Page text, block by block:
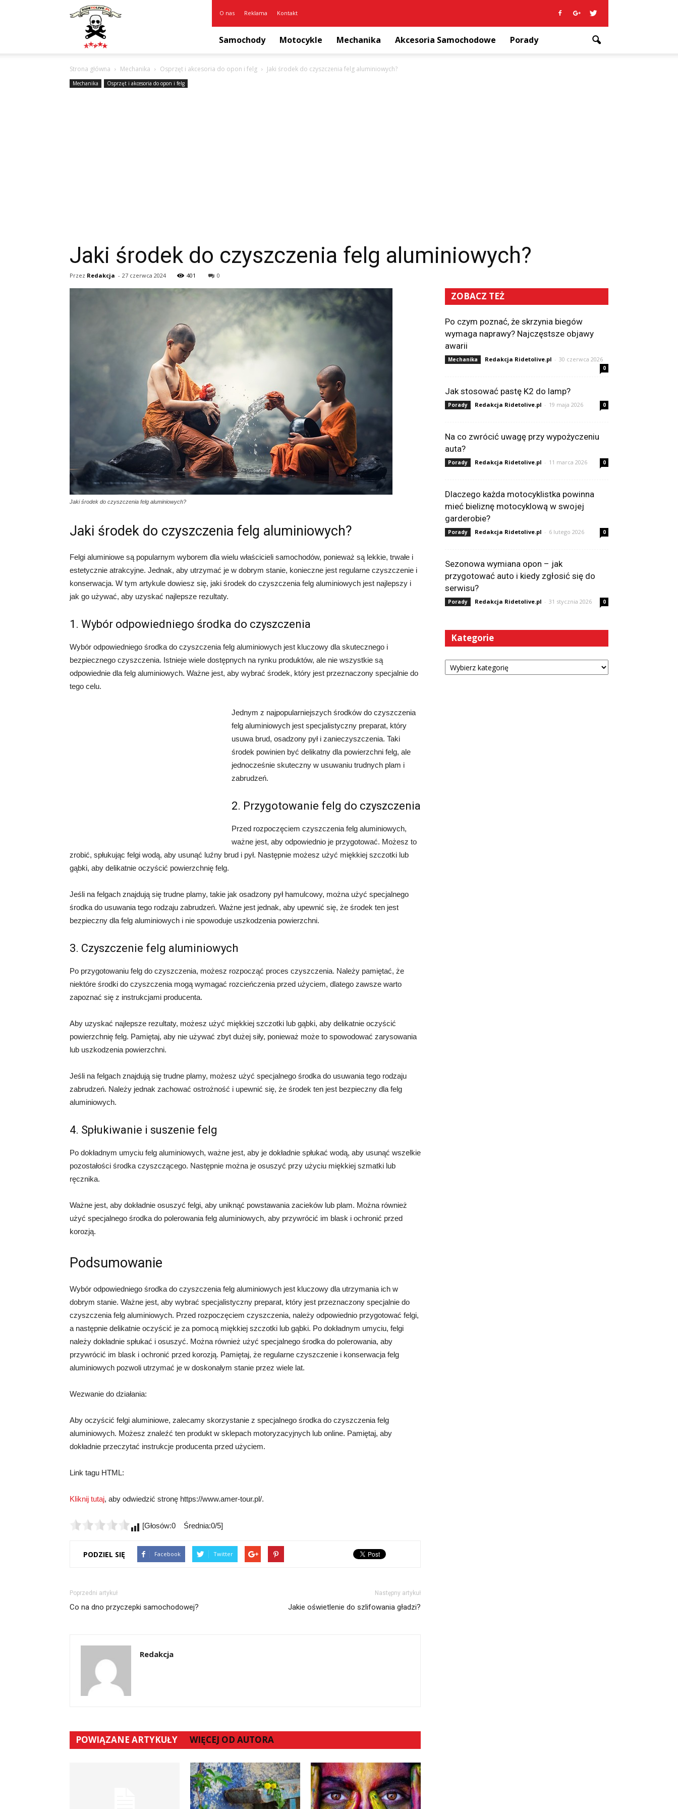
RideToLive.pl
O nas Reklama Kontakt
Samochody Motocykle Mechanika Akcesoria Samochodowe Porady
Strona główna Mechanika Osprzęt i akcesoria do opon i felg Jaki środek do czyszczenia felg aluminiowych?
Mechanika Osprzęt i akcesoria do opon i felg
Jaki środek do czyszczenia felg aluminiowych?
Przez Redakcja - 27 czerwca 2024 401 0
Jaki środek do czyszczenia felg aluminiowych?
Jaki środek do czyszczenia felg aluminiowych?
Felgi aluminiowe są popularnym wyborem dla wielu właścicieli samochodów, ponieważ są lekkie, trwałe i
estetycznie atrakcyjne. Jednak, aby utrzymać je w dobrym stanie, konieczne jest regularne czyszczenie i
konserwacja. W tym artykule dowiesz się, jaki środek do czyszczenia felg aluminiowych jest najlepszy i
jak go używać, aby uzyskać najlepsze rezultaty.
1. Wybór odpowiedniego środka do czyszczenia
Wybór odpowiedniego środka do czyszczenia felg aluminiowych jest kluczowy dla skutecznego i
bezpiecznego czyszczenia. Istnieje wiele dostępnych na rynku produktów, ale nie wszystkie są
odpowiednie dla felg aluminiowych. Ważne jest, aby wybrać środek, który jest przeznaczony specjalnie do
tego celu.
Jednym z najpopularniejszych środków do czyszczenia
felg aluminiowych jest specjalistyczny preparat, który
usuwa brud, osadzony pył i zanieczyszczenia. Taki
środek powinien być delikatny dla powierzchni felg, ale
jednocześnie skuteczny w usuwaniu trudnych plam i
zabrudzeń.
2. Przygotowanie felg do czyszczenia
Przed rozpoczęciem czyszczenia felg aluminiowych,
ważne jest, aby odpowiednio je przygotować. Możesz to
zrobić, spłukując felgi wodą, aby usunąć luźny brud i pył. Następnie możesz użyć miękkiej szczotki lub
gąbki, aby delikatnie oczyścić powierzchnię felg.
Jeśli na felgach znajdują się trudne plamy, takie jak osadzony pył hamulcowy, można użyć specjalnego
środka do usuwania tego rodzaju zabrudzeń. Ważne jest jednak, aby upewnić się, że środek ten jest
bezpieczny dla felg aluminiowych i nie spowoduje uszkodzenia powierzchni.
3. Czyszczenie felg aluminiowych
Po przygotowaniu felg do czyszczenia, możesz rozpocząć proces czyszczenia. Należy pamiętać, że
niektóre środki do czyszczenia mogą wymagać rozcieńczenia przed użyciem, dlatego zawsze warto
zapoznać się z instrukcjami producenta.
Aby uzyskać najlepsze rezultaty, możesz użyć miękkiej szczotki lub gąbki, aby delikatnie oczyścić
powierzchnię felg. Pamiętaj, aby nie używać zbyt dużej siły, ponieważ może to spowodować zarysowania
lub uszkodzenia powierzchni.
Jeśli na felgach znajdują się trudne plamy, możesz użyć specjalnego środka do usuwania tego rodzaju
zabrudzeń. Należy jednak zachować ostrożność i upewnić się, że środek ten jest bezpieczny dla felg
aluminiowych.
4. Spłukiwanie i suszenie felg
Po dokładnym umyciu felg aluminiowych, ważne jest, aby je dokładnie spłukać wodą, aby usunąć wszelkie
pozostałości środka czyszczącego. Następnie można je osuszyć przy użyciu miękkiej szmatki lub
ręcznika.
Ważne jest, aby dokładnie osuszyć felgi, aby uniknąć powstawania zacieków lub plam. Można również
użyć specjalnego środka do polerowania felg aluminiowych, aby przywrócić im blask i ochronić przed
korozją.
Podsumowanie
Wybór odpowiedniego środka do czyszczenia felg aluminiowych jest kluczowy dla utrzymania ich w
dobrym stanie. Ważne jest, aby wybrać specjalistyczny preparat, który jest przeznaczony specjalnie do
czyszczenia felg aluminiowych. Przed rozpoczęciem czyszczenia, należy odpowiednio przygotować felgi,
a następnie delikatnie oczyścić je za pomocą miękkiej szczotki lub gąbki. Po dokładnym umyciu, felgi
należy dokładnie spłukać i osuszyć. Można również użyć specjalnego środka do polerowania, aby
przywrócić im blask i ochronić przed korozją. Pamiętaj, że regularne czyszczenie i konserwacja felg
aluminiowych pozwoli utrzymać je w doskonałym stanie przez wiele lat.
Wezwanie do działania:
Aby oczyścić felgi aluminiowe, zalecamy skorzystanie z specjalnego środka do czyszczenia felg
aluminiowych. Możesz znaleźć ten produkt w sklepach motoryzacyjnych lub online. Pamiętaj, aby
dokładnie przeczytać instrukcje producenta przed użyciem.
Link tagu HTML:
Kliknij tutaj, aby odwiedzić stronę https://www.amer-tour.pl/.
[Głosów:0 Średnia:0/5]
PODZIEL SIĘ Facebook Twitter
Poprzedni artykuł
Co na dno przyczepki samochodowej?
Następny artykuł
Jakie oświetlenie do szlifowania gładzi?
Redakcja
POWIĄZANE ARTYKUŁY WIĘCEJ OD AUTORA
ZOBACZ TEŻ
Po czym poznać, że skrzynia biegów
wymaga naprawy? Najczęstsze objawy
awarii
Mechanika Redakcja Ridetolive.pl - 30 czerwca 2026
0
Jak stosować pastę K2 do lamp?
Porady Redakcja Ridetolive.pl - 19 maja 2026 0
Na co zwrócić uwagę przy wypożyczeniu
auta?
Porady Redakcja Ridetolive.pl - 11 marca 2026 0
Dlaczego każda motocyklistka powinna
mieć bieliznę motocyklową w swojej
garderobie?
Porady Redakcja Ridetolive.pl - 6 lutego 2026 0
Sezonowa wymiana opon – jak
przygotować auto i kiedy zgłosić się do
serwisu?
Porady Redakcja Ridetolive.pl - 31 stycznia 2026 0
Kategorie
Kategorie